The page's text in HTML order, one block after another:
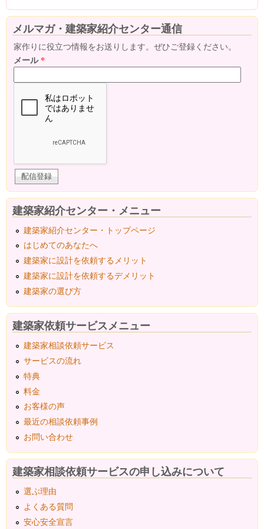
メルマガ・建築家紹介センター通信
家作りに役立つ情報をお送りします。ぜひご登録ください。
メール*
建築家紹介センター・メニュー
建築家紹介センター・トップページ
はじめてのあなたへ
建築家に設計を依頼するメリット
建築家に設計を依頼するデメリット
建築家の選び方
建築家依頼サービスメニュー
建築家相談依頼サービス
サービスの流れ
特典
料金
お客様の声
最近の相談依頼事例
お問い合わせ
建築家相談依頼サービスの申し込みについて
選ぶ理由
よくある質問
安心安全宣言